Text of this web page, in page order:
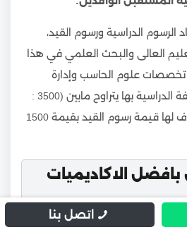
الرسوم الدراسية ورسوم القيد،
العالى والبحث العلمي في هذا
تخصصات علوم الحاسب وإدارة
الأعمال فان معدل التكلفة الدراسية بها يتراوح مابين (3500 :
6000) دولار أمريكي مضاف لها قيمة رسوم القيد بقيمة 1500
الاكاديميات
اتصل بنا